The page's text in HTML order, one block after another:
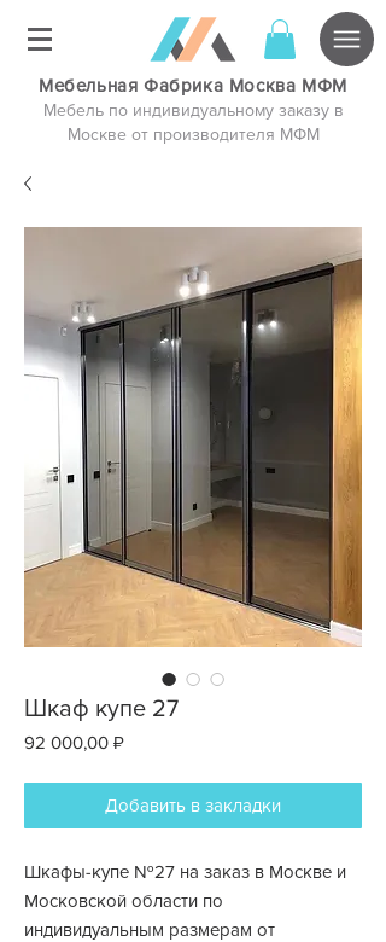
Мебельная Фабрика Москва МФМ
Мебель по индивидуальному заказу в
Москве от производителя МФМ
Шкаф купе 27
92 000,00 ₽Цена
Добавить в закладки
Шкафы-купе №27 на заказ в Москве и
Московской области по
индивидуальным размерам от